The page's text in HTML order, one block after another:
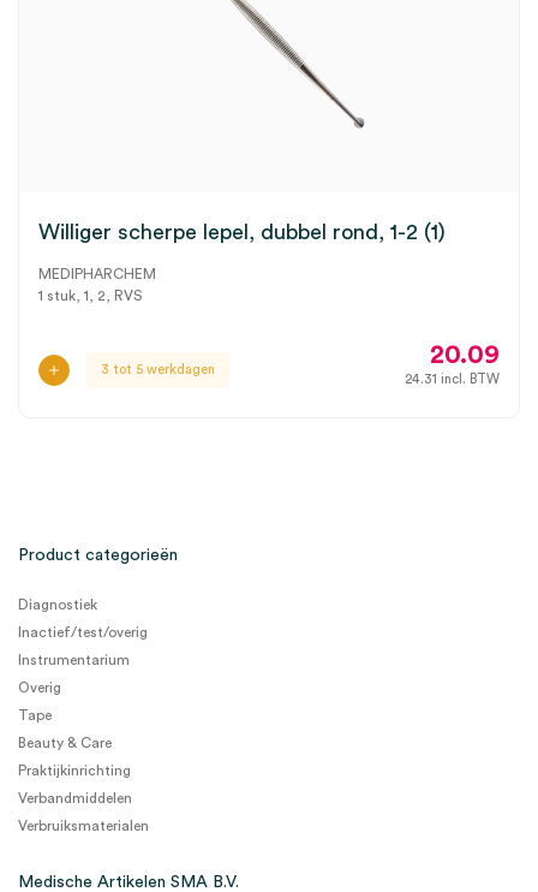
Williger scherpe lepel, dubbel rond, 1-2 (1)
MEDIPHARCHEM
1 stuk, 1, 2, RVS
3 tot 5 werkdagen
20.09
24.31 incl. BTW
Product categorieën
Diagnostiek
Inactief/test/overig
Instrumentarium
Overig
Tape
Beauty & Care
Praktijkinrichting
Verbandmiddelen
Verbruiksmaterialen
Medische Artikelen SMA B.V.